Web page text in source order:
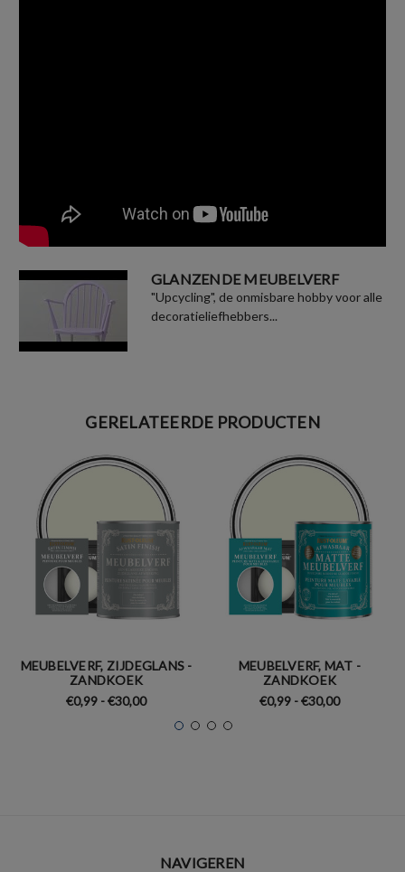
GLANZENDE MEUBELVERF
"Upcycling", de onmisbare hobby voor alle
decoratieliefhebbers...
GERELATEERDE PRODUCTEN
MEUBELVERF, ZIJDEGLANS -
ZANDKOEK
€0,99 - €30,00
MEUBELVERF, MAT -
ZANDKOEK
€0,99 - €30,00
NAVIGEREN